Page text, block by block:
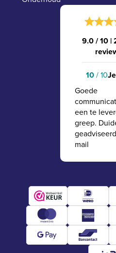
9.0 / 10 |
10/ 10
Goede
een te
greep.
mail